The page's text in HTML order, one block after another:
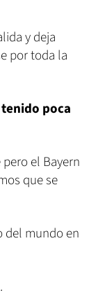
y deja
por toda la
poca
el Bayern
que se
del mundo en